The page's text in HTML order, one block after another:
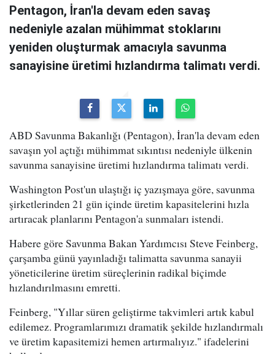
Pentagon, İran'la devam eden savaş
nedeniyle azalan mühimmat stoklarını
yeniden oluşturmak amacıyla savunma
sanayisine üretimi hızlandırma talimatı verdi.
ABD Savunma Bakanlığı (Pentagon), İran'la devam eden
savaşın yol açtığı mühimmat sıkıntısı nedeniyle ülkenin
savunma sanayisine üretimi hızlandırma talimatı verdi.
Washington Post'un ulaştığı iç yazışmaya göre, savunma
şirketlerinden 21 gün içinde üretim kapasitelerini hızla
artıracak planlarını Pentagon'a sunmaları istendi.
Habere göre Savunma Bakan Yardımcısı Steve Feinberg,
çarşamba günü yayınladığı talimatta savunma sanayii
yöneticilerine üretim süreçlerinin radikal biçimde
hızlandırılmasını emretti.
Feinberg, "Yıllar süren geliştirme takvimleri artık kabul
edilemez. Programlarımızı dramatik şekilde hızlandırmalı
ve üretim kapasitemizi hemen artırmalıyız." ifadelerini